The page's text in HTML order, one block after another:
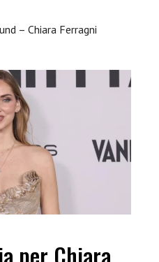
– Chiara Ferragni
per Chiara